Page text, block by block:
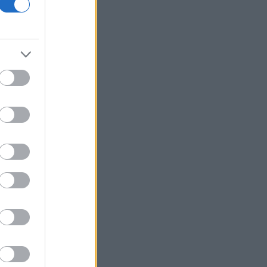
17,5% στις αεροπορικές μεταφορές
κέντρου ΑΙ από το Λονδίνο στη Silicon
Η Ρωσία επιτέθηκε σε πλοία με
στρατιωτικά φορτία για την Ουκρανία
Σε υψηλό έξι ετών η ανεργία στη
Γαλλία - Στο 8,3%
αναμενόμενη πτώση κερδών 8,7%,
αλλά διατηρεί τον ετήσιο στόχο
Έμπολα: Τα επιβεβαιωμένα κρούσματα
Χρηματιστήριο: Επιφυλακτικές
κινήσεις με το βλέμμα στο Ορμούζ
Τράπεζα Πειραιώς: «Ταύρος» η Citi -
Αυξάνει στα 11,40 ευρώ την τιμή στόχο